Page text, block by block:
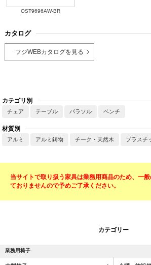
OST9696AW-BR
カタログ
フジWEBカタログを見る
カテゴリ別
チェア テーブル パラソル ベンチ
材質別
アルミ アルミ鋳物 チーク・天然木 プラスチ
当サイトで取り扱う家具は業務用商品のため、一
ておりませんので予めご了承ください。
カテゴリー
業務用椅子